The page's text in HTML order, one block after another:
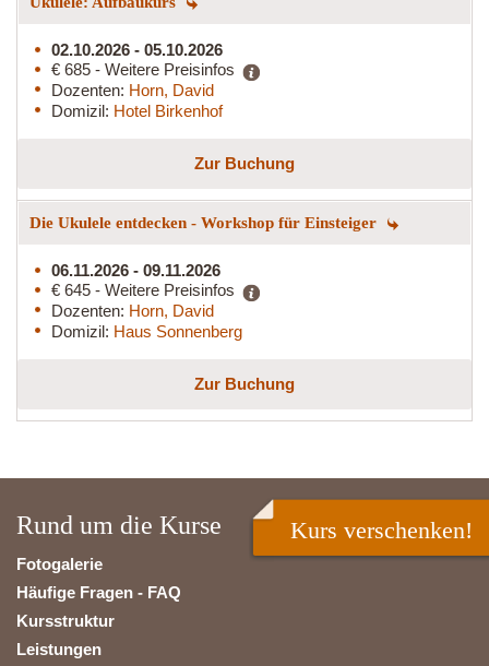
02.10.2026 - 05.10.2026
€ 685 - Weitere Preisinfos
Dozenten: Horn, David
Domizil: Hotel Birkenhof
Zur Buchung
Die Ukulele entdecken - Workshop für Einsteiger
06.11.2026 - 09.11.2026
€ 645 - Weitere Preisinfos
Dozenten: Horn, David
Domizil: Haus Sonnenberg
Zur Buchung
Rund um die Kurse
Fotogalerie
Häufige Fragen - FAQ
Kursstruktur
Leistungen
Kurs verschenken!